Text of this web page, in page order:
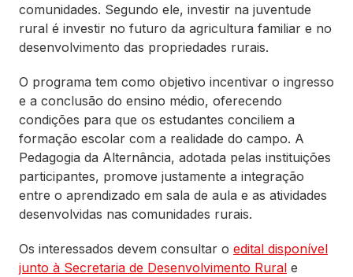
comunidades. Segundo ele, investir na juventude
rural é investir no futuro da agricultura familiar e no
desenvolvimento das propriedades rurais.
O programa tem como objetivo incentivar o ingresso
e a conclusão do ensino médio, oferecendo
condições para que os estudantes conciliem a
formação escolar com a realidade do campo. A
Pedagogia da Alternância, adotada pelas instituições
participantes, promove justamente a integração
entre o aprendizado em sala de aula e as atividades
desenvolvidas nas comunidades rurais.
Os interessados devem consultar o edital disponível
junto à Secretaria de Desenvolvimento Rural e